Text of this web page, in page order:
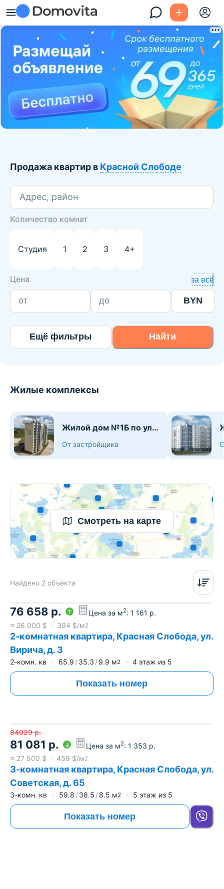
Продажа квартир в Красной Слободе
Адрес, район
Количество комнат
Студия 1 2 3 4+
Цена за всё
BYN
Ещё фильтры Найти
Жилые комплексы
Жилой дом №1Б по ул.
От застройщика
Смотреть на карте
Найдено 2 объекта
76 658 р. Цена за м2: 1 161 р.
≈ 26 000 $ 394 $/м2
2-комнатная квартира, Красная Слобода, ул.
Вирича, д. 3
2-комн. кв 65.9 35.3 9.9 м2 4 этаж из 5
Показать номер
84029 р.
81 081 р. Цена за м2: 1 353 р.
≈ 27 500 $ 459 $/м2
3-комнатная квартира, Красная Слобода, ул.
Советская, д. 65
3-комн. кв 59.8 38.5 8.5 м2 5 этаж из 5
Показать номер